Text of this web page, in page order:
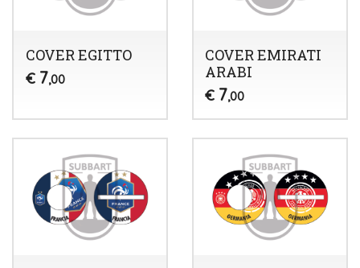
COVER EGITTO
€ 7,00
COVER EMIRATI
ARABI
€ 7,00